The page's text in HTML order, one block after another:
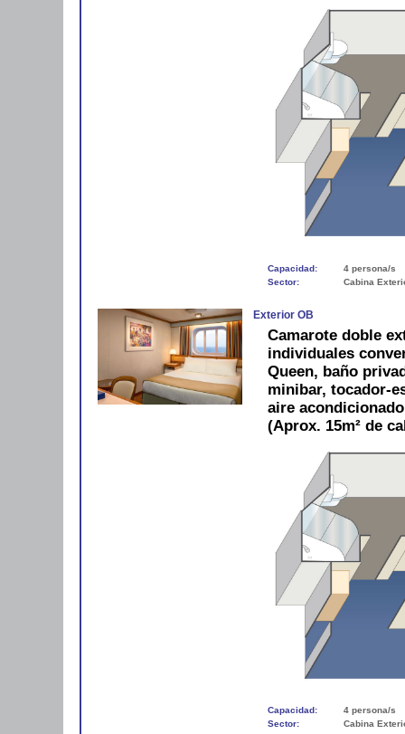
Capacidad:
4 persona/s
Sector:
Cabina
Exterior OB
Camarote doble
individuales
Queen, baño
minibar, tocador-
aire
(Aprox. 15m² de
Capacidad:
4 persona/s
Sector:
Cabina